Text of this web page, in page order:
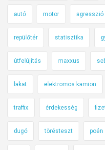
autó motor agresszió
repülőtér statisztika
útfelújítás maxxus
lakat elektromos kamion
traffix érdekesség
dugó törésteszt poén